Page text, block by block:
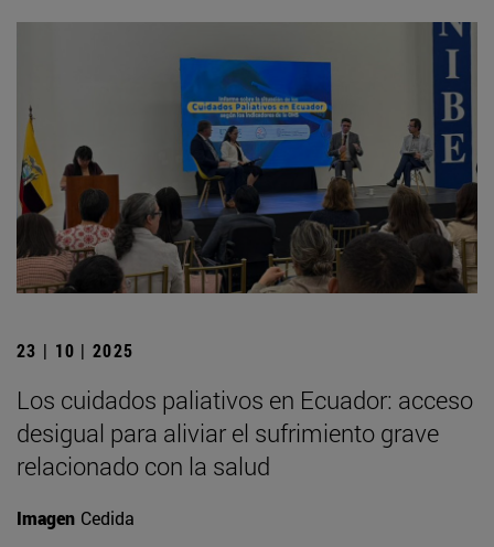
23 | 10 | 2025
Los cuidados paliativos en Ecuador: acceso
desigual para aliviar el sufrimiento grave
relacionado con la salud
Imagen Cedida